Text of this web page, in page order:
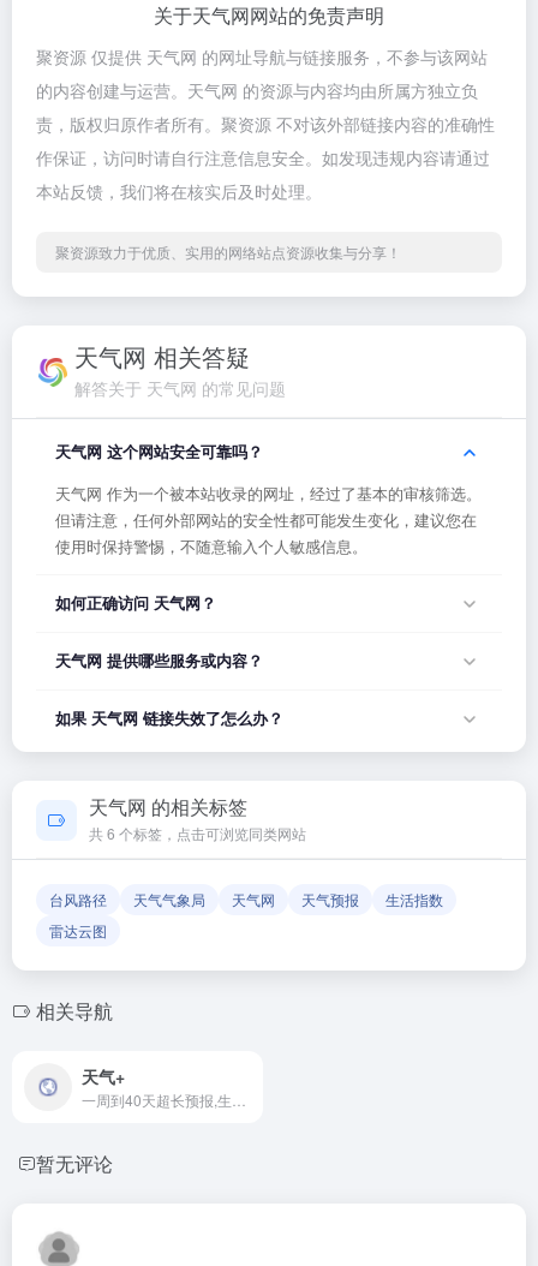
关于天气网网站的免责声明
聚资源 仅提供 天气网 的网址导航与链接服务，不参与该网站
的内容创建与运营。天气网 的资源与内容均由所属方独立负
责，版权归原作者所有。聚资源 不对该外部链接内容的准确性
作保证，访问时请自行注意信息安全。如发现违规内容请通过
本站反馈，我们将在核实后及时处理。
聚资源致力于优质、实用的网络站点资源收集与分享！
天气网 相关答疑
解答关于 天气网 的常见问题
天气网 这个网站安全可靠吗？
天气网 作为一个被本站收录的网址，经过了基本的审核筛选。
但请注意，任何外部网站的安全性都可能发生变化，建议您在
使用时保持警惕，不随意输入个人敏感信息。
如何正确访问 天气网？
者在浏览器地址栏输入正确的网址。如果遇到无法访问的情
试。
天气网 提供哪些服务或内容？
平台，致力于帮助用户发现和整理优质网站资源，具体网站的
内容与服务由该网站运营方负责。
如果 天气网 链接失效了怎么办？
如果发现链接无法打开或内容已变更，您可以使用页面上的
确保导航链接的准确性和有效性。
天气网 的相关标签
共 6 个标签，点击可浏览同类网站
台风路径 天气气象局 天气网 天气预报
生活指数
雷达云图
相关导航
天气+
暂无评论